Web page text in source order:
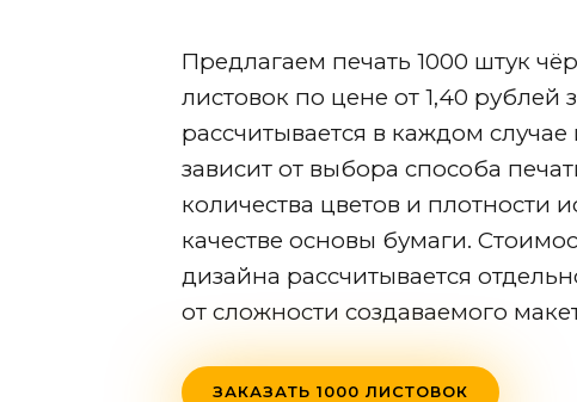
Предлагаем печать 1000 штук
листовок по цене от 1,40 рублей
рассчитывается в каждом
зависит от выбора способа
количества цветов и плотности
качестве основы бумаги.
дизайна рассчитывается
от сложности создаваемого
ЗАКАЗАТЬ 1000 ЛИСТОВОК